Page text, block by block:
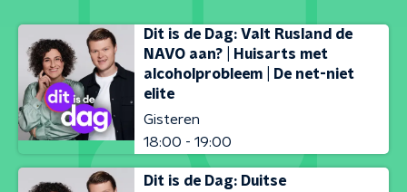
Dit is de Dag: Valt Rusland de
NAVO aan? | Huisarts met
alcoholprobleem | De net-niet
elite
Gisteren
18:00 - 19:00
Dit is de Dag: Duitse